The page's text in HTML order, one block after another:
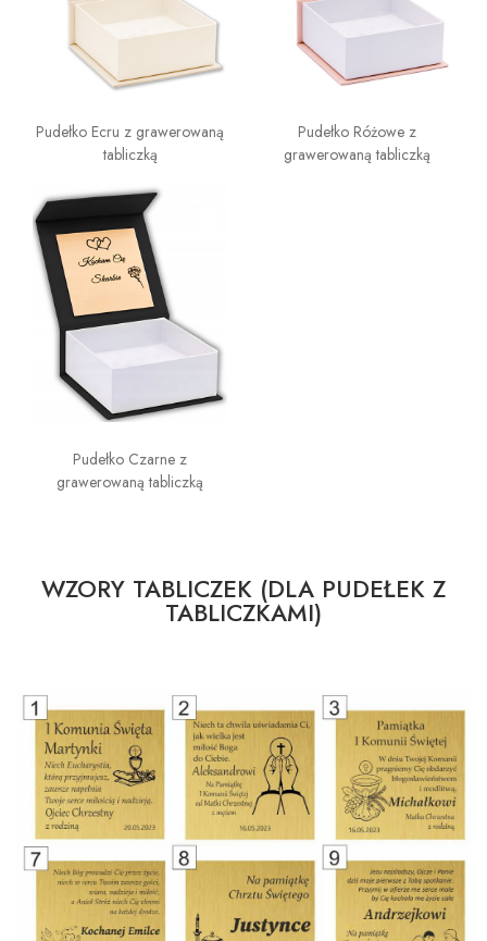
Pudełko Ecru z grawerowaną
tabliczką
Pudełko Różowe z
grawerowaną tabliczką
Pudełko Czarne z
grawerowaną tabliczką
WZORY TABLICZEK (DLA PUDEŁEK Z
TABLICZKAMI)